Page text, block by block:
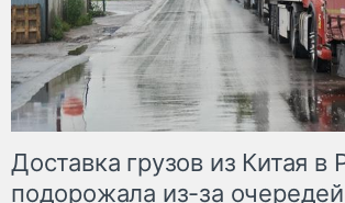
Доставка грузов из Китая в
подорожала из-за